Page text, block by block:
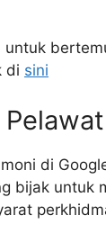
untuk
di sini
Pelawat
di
bijak untuk